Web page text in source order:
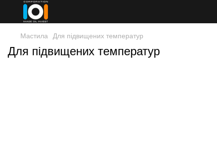
Мастила Для підвищених температур
Для підвищених температур